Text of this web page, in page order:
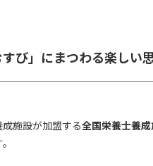
び」にまつわる楽しい
施設が加盟する全国栄養士養